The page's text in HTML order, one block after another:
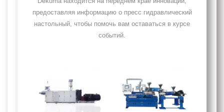
предоставляя информацию о пресс гидравлический
настольный, чтобы помочь вам оставаться в курсе
событий.